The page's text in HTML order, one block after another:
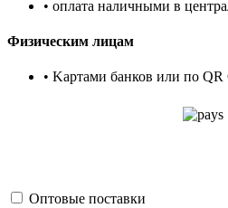
• оплата наличными в
Физическим лицам
• Kартами банков или по QR
Оптовые поставки